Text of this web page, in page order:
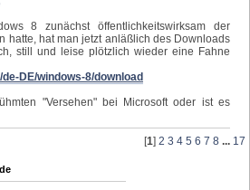
8 zunächst öffentlichkeitswirksam der
hatte, hat man jetzt anläßlich des Downloads
still und leise plötzlich wieder eine Fahne
DE/windows-8/download
"Versehen" bei Microsoft oder ist es
[1] 2 3 4 5 6 7 8 ... 17